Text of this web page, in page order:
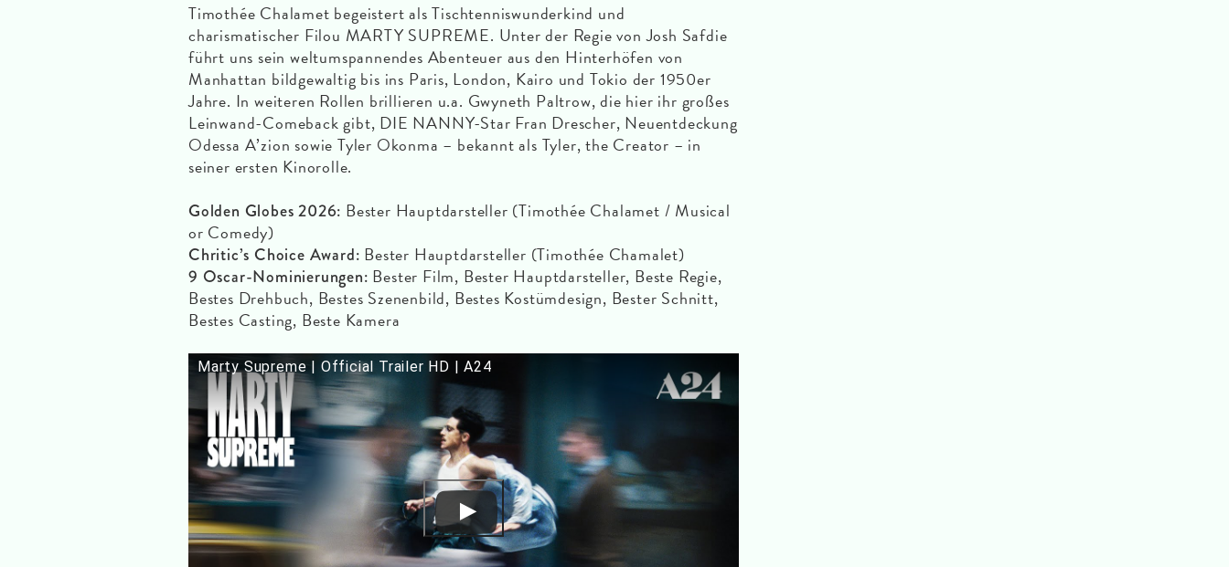
Timothée Chalamet begeistert als Tischtenniswunderkind und
charismatischer Filou MARTY SUPREME. Unter der Regie von Josh Safdie
führt uns sein weltumspannendes Abenteuer aus den Hinterhöfen von
Manhattan bildgewaltig bis ins Paris, London, Kairo und Tokio der 1950er
Jahre. In weiteren Rollen brillieren u.a. Gwyneth Paltrow, die hier ihr großes
Leinwand-Comeback gibt, DIE NANNY-Star Fran Drescher, Neuentdeckung
Odessa A’zion sowie Tyler Okonma – bekannt als Tyler, the Creator – in
seiner ersten Kinorolle.
Golden Globes 2026: Bester Hauptdarsteller (Timothée Chalamet / Musical
or Comedy)
Chritic’s Choice Award: Bester Hauptdarsteller (Timothée Chamalet)
9 Oscar-Nominierungen: Bester Film, Bester Hauptdarsteller, Beste Regie,
Bestes Drehbuch, Bestes Szenenbild, Bestes Kostümdesign, Bester Schnitt,
Bestes Casting, Beste Kamera
Marty Supreme | Official Trailer HD | A24